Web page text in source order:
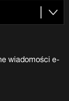
wiadomości e-